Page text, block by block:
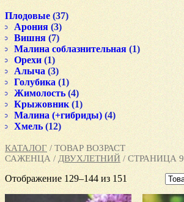
КАТАЛОГ / ТОВАР ВОЗРАСТ
САЖЕНЦА / ДВУХЛЕТНИЙ / СТРАНИЦА 9
Отображение 129–144 из 151
Плодовые (37)
Арония (3)
Вишня (7)
Малина соблазнительная (1)
Орехи (1)
Алыча (3)
Голубика (1)
Жимолость (4)
Крыжовник (1)
Малина (+гибриды) (4)
Хмель (12)